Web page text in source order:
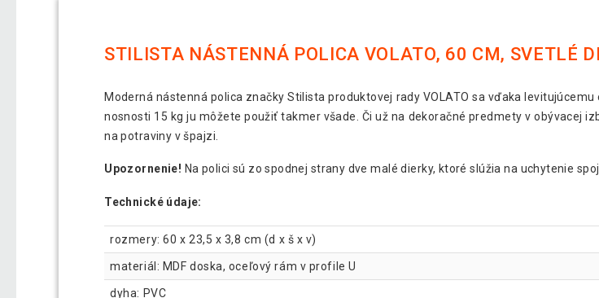
STILISTA NÁSTENNÁ POLICA VOLATO, 60 CM, SVETLÉ
Moderná nástenná polica značky Stilista produktovej rady VOLATO sa vďaka
nosnosti 15 kg ju môžete použiť takmer všade. Či už na dekoračné predmety v obývacej
na potraviny v špajzi.
Upozornenie! Na polici sú zo spodnej strany dve malé dierky, ktoré slúžia na uchytenie
Technické údaje:
rozmery: 60 x 23,5 x 3,8 cm (d x š x v)
materiál: MDF doska, oceľový rám v profile U
dyha: PVC